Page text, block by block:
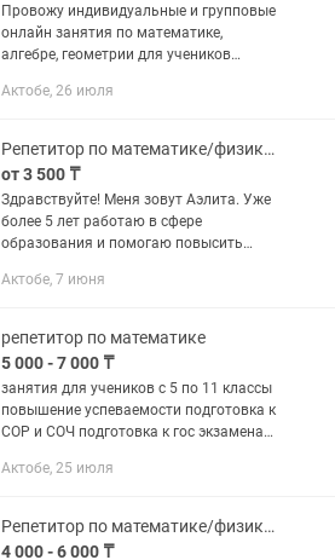
Провожу индивидуальные и групповые
онлайн занятия по математике,
алгебре, геометрии для учеников
обучения. Занятия провожу на
Актобе, 26 июля
Репетитор по математике/физике/химии 5-9 кл Онлайн Пробный урок бесплатно
от 3 500 ₸
Здравствуйте! Меня зовут Аэлита. Уже
более 5 лет работаю в сфере
образования и помогаю повысить
подготовиться к экзаменам. ✅
Актобе, 7 июня
репетитор по математике
5 000 - 7 000 ₸
занятия для учеников с 5 по 11 классы
повышение успеваемости подготовка к
СОР и СОЧ подготовка к гос экзаменам
преподавание - не только знать на
Актобе, 25 июля
Репетитор по математике/физике/информатике/КТЛ/НИШ/РФМШ/Олимпиады
4 000 - 6 000 ₸